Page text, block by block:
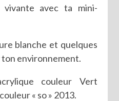
avec ta mini-
blanche et quelques
environnement.
couleur Vert
« so » 2013.